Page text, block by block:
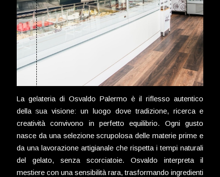
La gelateria di Osvaldo Palermo è il riflesso autentico
della sua visione: un luogo dove tradizione, ricerca e
creatività convivono in perfetto equilibrio. Ogni gusto
nasce da una selezione scrupolosa delle materie prime e
da una lavorazione artigianale che rispetta i tempi naturali
del gelato, senza scorciatoie. Osvaldo interpreta il
mestiere con una sensibilità rara, trasformando ingredienti